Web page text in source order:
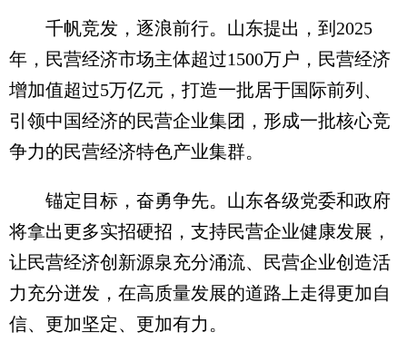
千帆竞发，逐浪前行。山东提出，到2025
年，民营经济市场主体超过1500万户，民营经济
增加值超过5万亿元，打造一批居于国际前列、
引领中国经济的民营企业集团，形成一批核心竞
争力的民营经济特色产业集群。
锚定目标，奋勇争先。山东各级党委和政府
将拿出更多实招硬招，支持民营企业健康发展，
让民营经济创新源泉充分涌流、民营企业创造活
力充分迸发，在高质量发展的道路上走得更加自
信、更加坚定、更加有力。